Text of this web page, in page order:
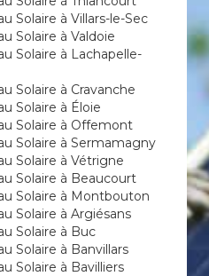
Solaire à Villars-le-Sec
Solaire à Valdoie
Solaire à Lachapelle-
Solaire à Cravanche
Solaire à Éloie
Solaire à Offemont
Solaire à Sermamagny
Solaire à Vétrigne
Solaire à Beaucourt
Solaire à Montbouton
Solaire à Argiésans
Solaire à Buc
Solaire à Banvillars
Solaire à Bavilliers